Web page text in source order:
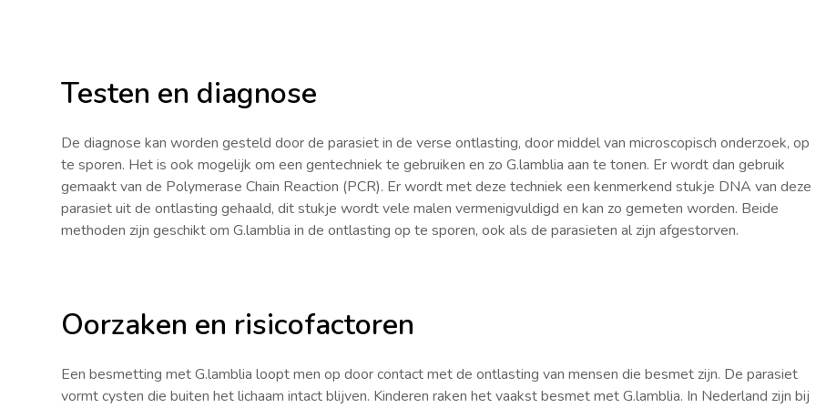
Testen en diagnose
De diagnose kan worden gesteld door de parasiet in de verse ontlasting, door middel van microscopisch onderzoek, op
te sporen. Het is ook mogelijk om een gentechniek te gebruiken en zo G.lamblia aan te tonen. Er wordt dan gebruik
gemaakt van de Polymerase Chain Reaction (PCR). Er wordt met deze techniek een kenmerkend stukje DNA van deze
parasiet uit de ontlasting gehaald, dit stukje wordt vele malen vermenigvuldigd en kan zo gemeten worden. Beide
methoden zijn geschikt om G.lamblia in de ontlasting op te sporen, ook als de parasieten al zijn afgestorven.
Oorzaken en risicofactoren
Een besmetting met G.lamblia loopt men op door contact met de ontlasting van mensen die besmet zijn. De parasiet
vormt cysten die buiten het lichaam intact blijven. Kinderen raken het vaakst besmet met G.lamblia. In Nederland zijn bij